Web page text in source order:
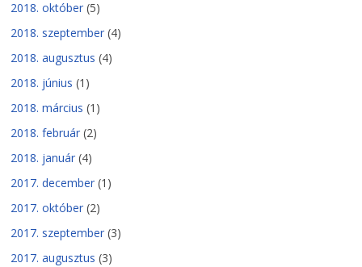
2018. október (5)
2018. szeptember (4)
2018. augusztus (4)
2018. június (1)
2018. március (1)
2018. február (2)
2018. január (4)
2017. december (1)
2017. október (2)
2017. szeptember (3)
2017. augusztus (3)